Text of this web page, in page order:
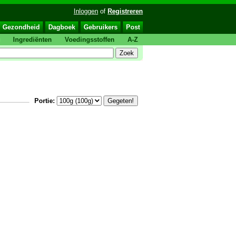
Inloggen of Registreren
Gezondheid Dagboek Gebruikers
Post
Ingrediënten Voedingsstoffen A-Z
Portie: